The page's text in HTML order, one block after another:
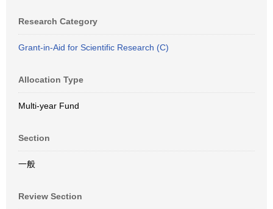
Research Category
Grant-in-Aid for Scientific Research (C)
Allocation Type
Multi-year Fund
Section
一般
Review Section